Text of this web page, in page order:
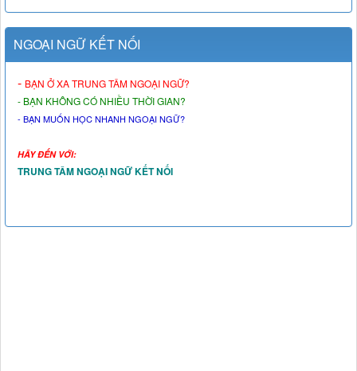
NGOẠI NGỮ KẾT NỐI
- BẠN Ở XA TRUNG TÂM NGOẠI NGỮ?
- BẠN KHÔNG CÓ NHIỀU THỜI GIAN?
- BẠN MUỐN HỌC NHANH NGOẠI NGỮ?
HÃY ĐẾN VỚI:
TRUNG TÂM NGOẠI NGỮ KẾT NỐI